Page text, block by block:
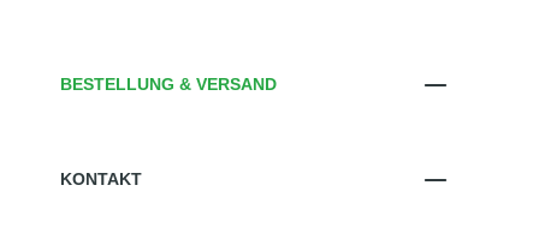
BESTELLUNG & VERSAND
KONTAKT